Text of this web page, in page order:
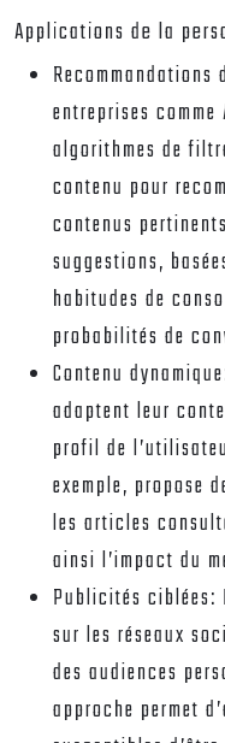
Applications de la
entreprises
algorithmes de
contenu pour
contenus
suggestions,
habitudes de
probabilités de
Contenu
adaptent leur
profil de
exemple, propose
les articles
ainsi l’impact du
Publicités ciblées:
sur les réseaux
des audiences
approche permet